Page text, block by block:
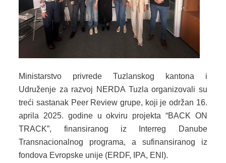
Ministarstvo privrede Tuzlanskog kantona i
Udruženje za razvoj NERDA Tuzla organizovali su
treći sastanak Peer Review grupe, koji je održan 16.
aprila 2025. godine u okviru projekta “BACK ON
TRACK”, finansiranog iz Interreg Danube
Transnacionalnog programa, a sufinansiranog iz
fondova Evropske unije (ERDF, IPA, ENI).
ECOTECH INITIATIVE
EPOTICAJI